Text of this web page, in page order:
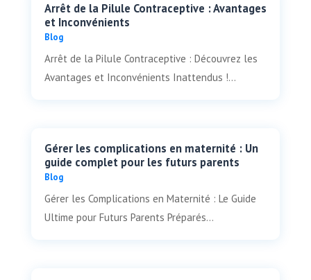
Arrêt de la Pilule Contraceptive : Avantages
et Inconvénients
Blog
Arrêt de la Pilule Contraceptive : Découvrez les
Avantages et Inconvénients Inattendus !...
Gérer les complications en maternité : Un
guide complet pour les futurs parents
Blog
Gérer les Complications en Maternité : Le Guide
Ultime pour Futurs Parents Préparés...